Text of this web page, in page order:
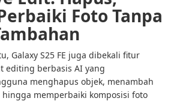
Foto Tanpa
Galaxy S25 FE juga dibekali fitur
editing berbasis AI yang
menghapus objek, menambah
memperbaiki komposisi foto